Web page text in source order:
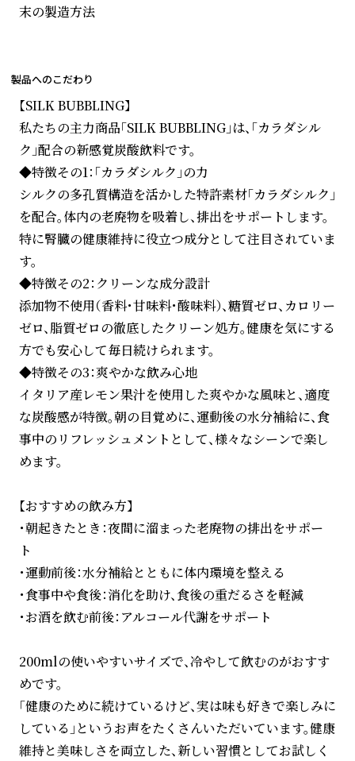
末の製造⽅法
製品へのこだわり
【SILK BUBBLING】
私たちの主力商品「SILK BUBBLING」は、「カラダシル
ク」配合の新感覚炭酸飲料です。
◆特徴その1：「カラダシルク」の力
シルクの多孔質構造を活かした特許素材「カラダシルク」
を配合。体内の老廃物を吸着し、排出をサポートします。
特に腎臓の健康維持に役立つ成分として注目されていま
す。
◆特徴その2：クリーンな成分設計
添加物不使用（香料・甘味料・酸味料）、糖質ゼロ、カロリー
ゼロ、脂質ゼロの徹底したクリーン処方。健康を気にする
方でも安心して毎日続けられます。
◆特徴その3：爽やかな飲み心地
イタリア産レモン果汁を使用した爽やかな風味と、適度
な炭酸感が特徴。朝の目覚めに、運動後の水分補給に、食
事中のリフレッシュメントとして、様々なシーンで楽し
めます。
【おすすめの飲み方】
・朝起きたとき：夜間に溜まった老廃物の排出をサポー
ト
・運動前後：水分補給とともに体内環境を整える
・食事中や食後：消化を助け、食後の重だるさを軽減
・お酒を飲む前後：アルコール代謝をサポート
200mlの使いやすいサイズで、冷やして飲むのがおすす
めです。
「健康のために続けているけど、実は味も好きで楽しみに
している」というお声をたくさんいただいています。健康
維持と美味しさを両立した、新しい習慣としてお試しく